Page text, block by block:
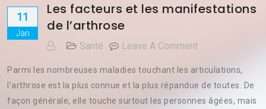
11
Jan
Les facteurs et les manifestations
de l’arthrose
Santé Leave A CommentOn
Facteurs
Et
Les
Parmi les nombreuses maladies touchant les articulations,
l’arthrose est la plus connue et la plus répandue de toutes. De
façon générale, elle touche surtout les personnes âgées, mais